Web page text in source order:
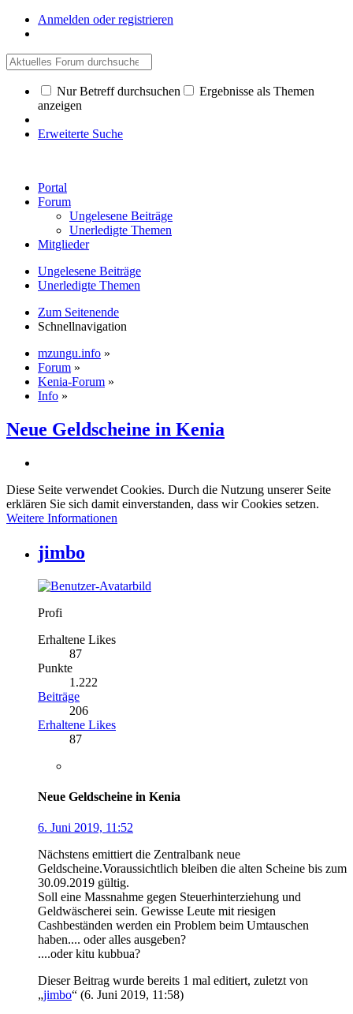
Anmelden oder registrieren
Nur Betreff durchsuchen
Ergebnisse als Themen
anzeigen
Erweiterte Suche
Portal
Forum
Ungelesene Beiträge
Unerledigte Themen
Mitglieder
Ungelesene Beiträge
Unerledigte Themen
Zum Seitenende
Schnellnavigation
mzungu.info »
Forum »
Kenia-Forum »
Info »
Neue Geldscheine in Kenia
Diese Seite verwendet Cookies. Durch die Nutzung unserer Seite
erklären Sie sich damit einverstanden, dass wir Cookies setzen.
Weitere Informationen
jimbo
Profi
Erhaltene Likes
87
Punkte
1.222
Beiträge
206
Erhaltene Likes
87
Neue Geldscheine in Kenia
6. Juni 2019, 11:52
Nächstens emittiert die Zentralbank neue
Geldscheine.Voraussichtlich bleiben die alten Scheine bis zum
30.09.2019 gültig.
Soll eine Massnahme gegen Steuerhinterziehung und
Geldwäscherei sein. Gewisse Leute mit riesigen
Cashbeständen werden ein Problem beim Umtauschen
haben.... oder alles ausgeben?
....oder kitu kubbua?
Dieser Beitrag wurde bereits 1 mal editiert, zuletzt von
„jimbo“ (6. Juni 2019, 11:58)